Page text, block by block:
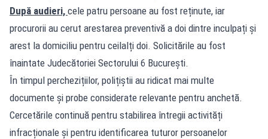
După audieri, cele patru persoane au fost reținute, iar
procurorii au cerut arestarea preventivă a doi dintre inculpați și
arest la domiciliu pentru ceilalți doi. Solicitările au fost
înaintate Judecătoriei Sectorului 6 București.
În timpul perchezițiilor, polițiștii au ridicat mai multe
documente și probe considerate relevante pentru anchetă.
Cercetările continuă pentru stabilirea întregii activități
infracționale și pentru identificarea tuturor persoanelor